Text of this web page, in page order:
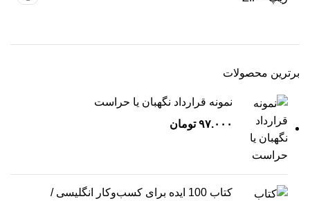
برترین محصولات
نمونه قرارداد نگهبان یا حراست
۹۷.۰۰۰ تومان
کتاب 100 ایده برای کسب‌وکار انگلیسی /